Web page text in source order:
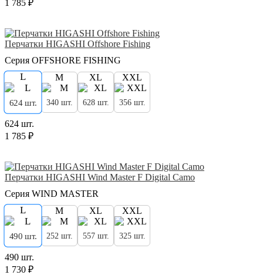
1 785 ₽
Перчатки HIGASHI Offshore Fishing
Серия OFFSHORE FISHING
L
624 шт.
M
340 шт.
XL
628 шт.
XXL
356 шт.
624 шт.
1 785 ₽
Перчатки HIGASHI Wind Master F Digital Camo
Серия WIND MASTER
L
490 шт.
M
252 шт.
XL
557 шт.
XXL
325 шт.
490 шт.
1 730 ₽